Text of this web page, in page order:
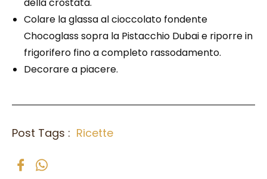
della crostata.
Colare la glassa al cioccolato fondente
Chocoglass sopra la Pistacchio Dubai e riporre in
frigorifero fino a completo rassodamento.
Decorare a piacere.
Post Tags : Ricette